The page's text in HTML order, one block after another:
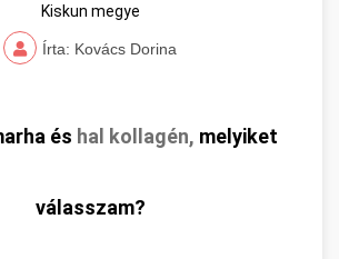
Kiskun megye
Írta: Kovács Dorina
és hal kollagén, melyiket
válasszam?